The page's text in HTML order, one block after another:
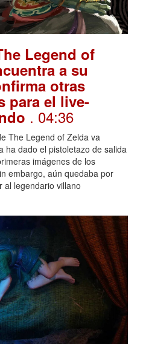
Legend of
a su
otras
para el live-
. 04:36
The Legend of Zelda va
ha dado el pistoletazo de salida
imágenes de los
embargo, aún quedaba por
al legendario villano